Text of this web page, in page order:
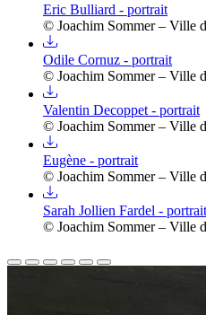
Eric Bulliard - portrait
© Joachim Sommer – Ville
Odile Cornuz - portrait
© Joachim Sommer – Ville
Valentin Decoppet - portrait
© Joachim Sommer – Ville
Eugène - portrait
© Joachim Sommer – Ville
Sarah Jollien Fardel - portrait
© Joachim Sommer – Ville